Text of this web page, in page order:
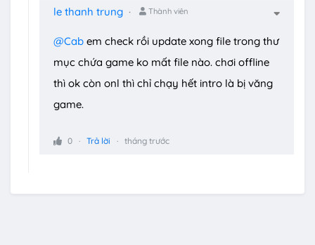
le thanh trung Thành viên
@Cab em check rồi update xong file trong thư
mục chứa game ko mất file nào. chơi offline
thì ok còn onl thì chỉ chạy hết intro là bị văng
game.
0 Trả lời tháng trước